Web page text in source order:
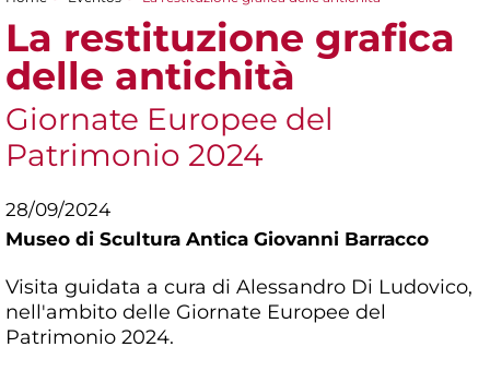
You are here
La restituzione grafica
delle antichità
Giornate Europee del
Patrimonio 2024
28/09/2024
Museo di Scultura Antica Giovanni Barracco
Visita guidata a cura di Alessandro Di Ludovico,
nell'ambito delle Giornate Europee del
Patrimonio 2024.